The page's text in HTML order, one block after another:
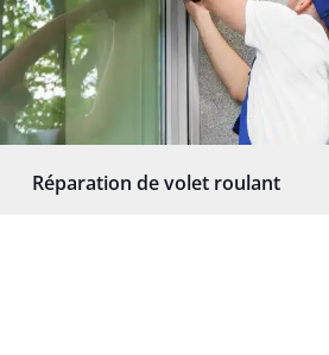
Réparation de volet roulant